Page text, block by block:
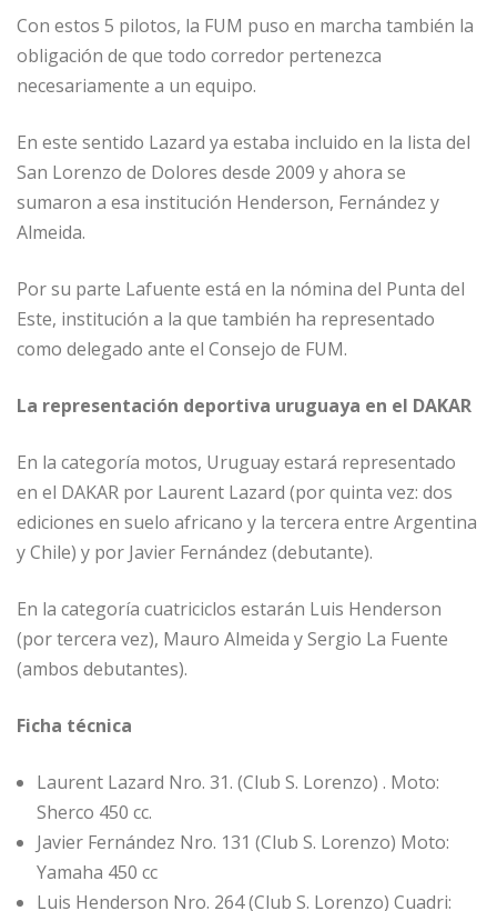
Con estos 5 pilotos, la FUM puso en marcha también la
obligación de que todo corredor pertenezca
necesariamente a un equipo.
En este sentido Lazard ya estaba incluido en la lista del
San Lorenzo de Dolores desde 2009 y ahora se
sumaron a esa institución Henderson, Fernández y
Almeida.
Por su parte Lafuente está en la nómina del Punta del
Este, institución a la que también ha representado
como delegado ante el Consejo de FUM.
La representación deportiva uruguaya en el DAKAR
En la categoría motos, Uruguay estará representado
en el DAKAR por Laurent Lazard (por quinta vez: dos
ediciones en suelo africano y la tercera entre Argentina
y Chile) y por Javier Fernández (debutante).
En la categoría cuatriciclos estarán Luis Henderson
(por tercera vez), Mauro Almeida y Sergio La Fuente
(ambos debutantes).
Ficha técnica
Laurent Lazard Nro. 31. (Club S. Lorenzo) . Moto:
Sherco 450 cc.
Javier Fernández Nro. 131 (Club S. Lorenzo) Moto:
Yamaha 450 cc
Luis Henderson Nro. 264 (Club S. Lorenzo) Cuadri: